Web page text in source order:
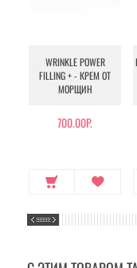
WRINKLE POWER
FILLING + - КРЕМ ОТ
МОРЩИН
700.00Р.